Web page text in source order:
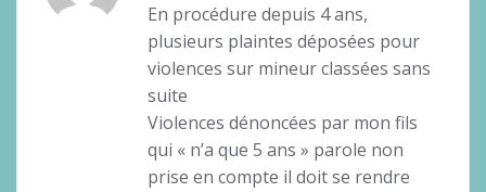
En procédure depuis 4 ans,
plusieurs plaintes déposées pour
violences sur mineur classées sans
suite
Violences dénoncées par mon fils
qui « n’a que 5 ans » parole non
prise en compte il doit se rendre